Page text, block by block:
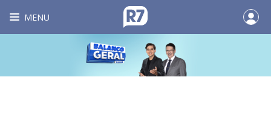
MENU